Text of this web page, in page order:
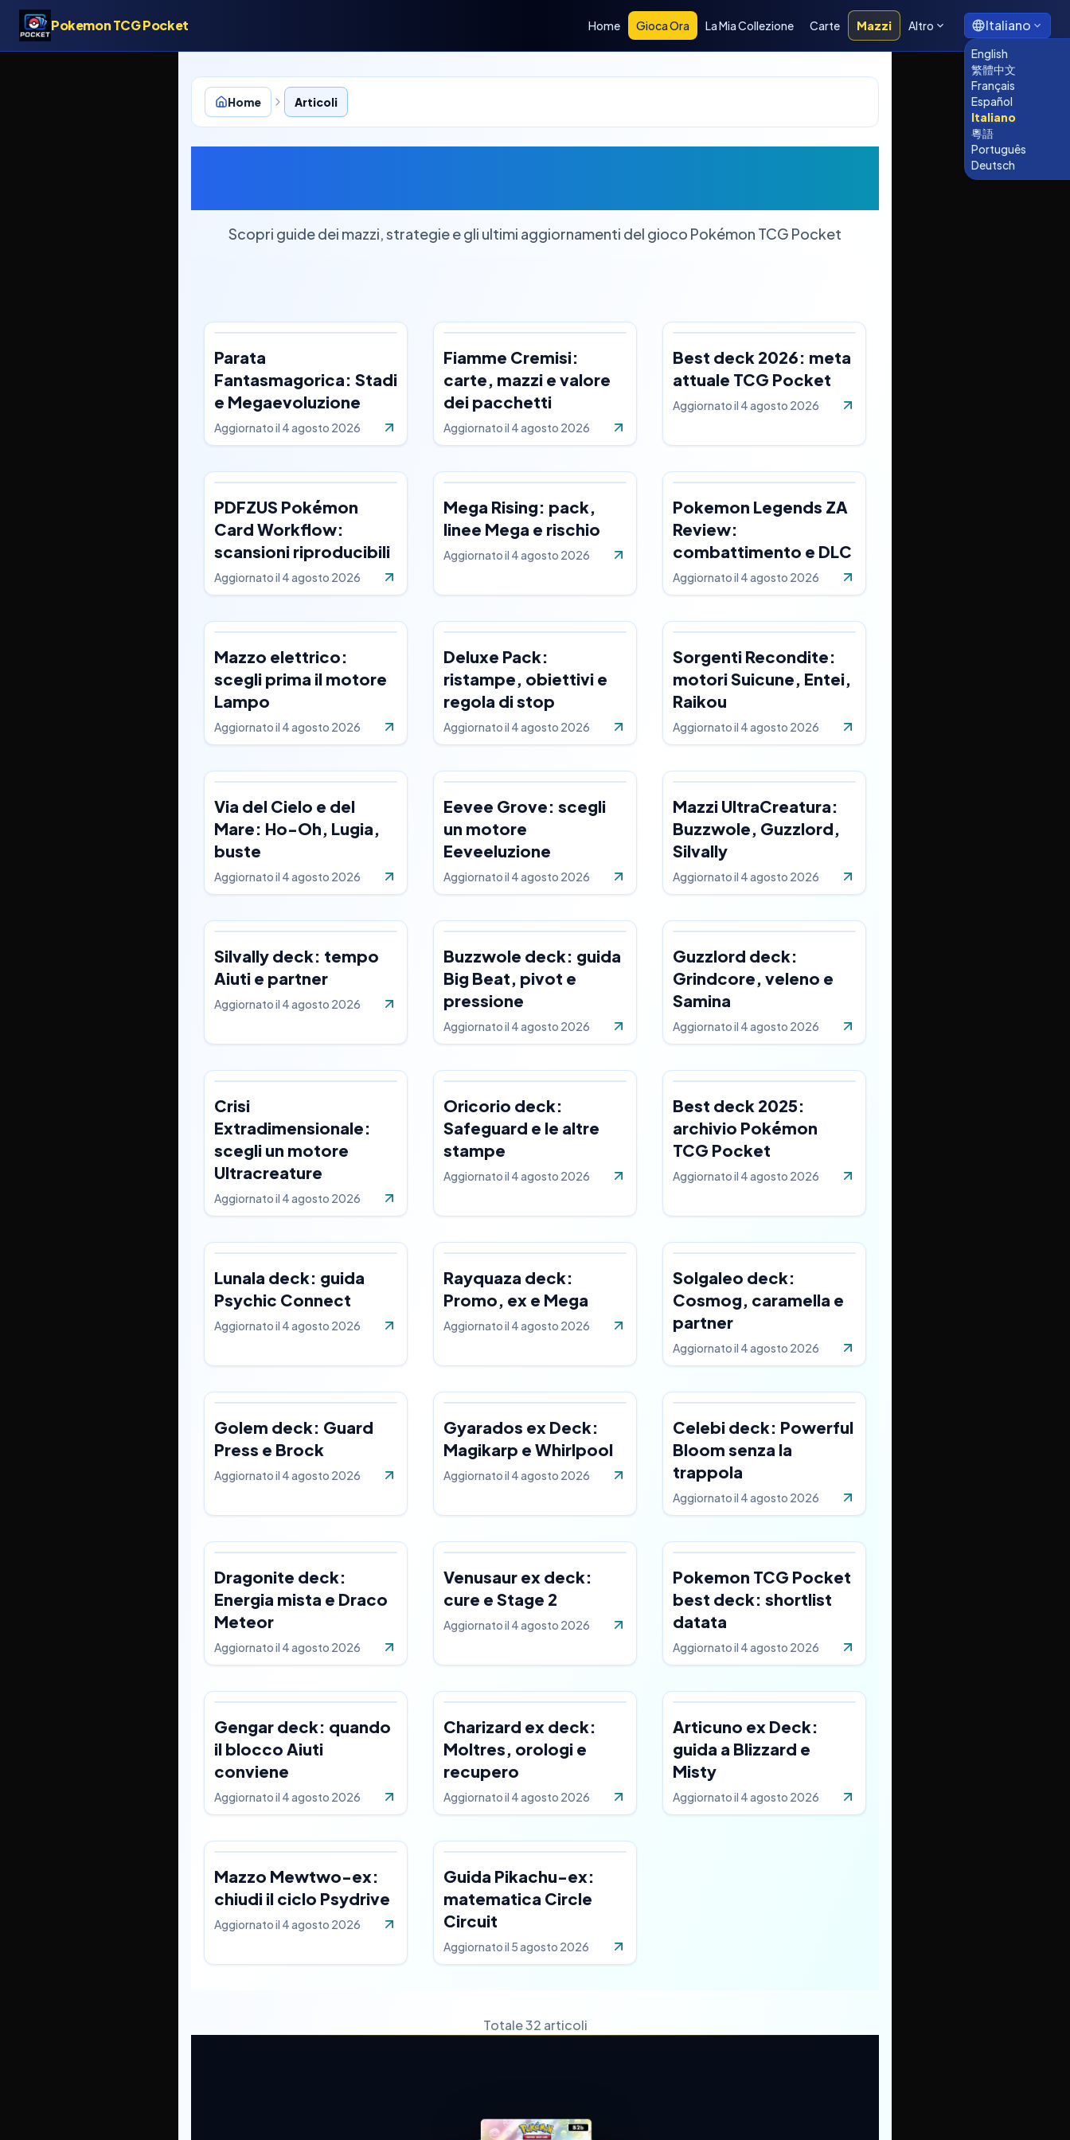
Pokemon TCG Pocket Home Gioca Ora La Mia Collezione Carte Mazzi Altro Italiano
English
繁體中文
Français
Español
Italiano
粵語
Português
Deutsch
Home Articoli
Scopri guide dei mazzi, strategie e gli ultimi aggiornamenti del gioco Pokémon TCG Pocket
Parata
Fantasmagorica: Stadi
e Megaevoluzione
Aggiornato il 4 agosto 2026
Fiamme Cremisi:
carte, mazzi e valore
dei pacchetti
Aggiornato il 4 agosto 2026
Best deck 2026: meta
attuale TCG Pocket
Aggiornato il 4 agosto 2026
PDFZUS Pokémon
Card Workflow:
scansioni riproducibili
Aggiornato il 4 agosto 2026
Mega Rising: pack,
linee Mega e rischio
Aggiornato il 4 agosto 2026
Pokemon Legends ZA
Review:
combattimento e DLC
Aggiornato il 4 agosto 2026
Mazzo elettrico:
scegli prima il motore
Lampo
Aggiornato il 4 agosto 2026
Deluxe Pack:
ristampe, obiettivi e
regola di stop
Aggiornato il 4 agosto 2026
Sorgenti Recondite:
motori Suicune, Entei,
Raikou
Aggiornato il 4 agosto 2026
Via del Cielo e del
Mare: Ho-Oh, Lugia,
buste
Aggiornato il 4 agosto 2026
Eevee Grove: scegli
un motore
Eeveeluzione
Aggiornato il 4 agosto 2026
Mazzi UltraCreatura:
Buzzwole, Guzzlord,
Silvally
Aggiornato il 4 agosto 2026
Silvally deck: tempo
Aiuti e partner
Aggiornato il 4 agosto 2026
Buzzwole deck: guida
Big Beat, pivot e
pressione
Aggiornato il 4 agosto 2026
Guzzlord deck:
Grindcore, veleno e
Samina
Aggiornato il 4 agosto 2026
Crisi
Extradimensionale:
scegli un motore
Ultracreature
Aggiornato il 4 agosto 2026
Oricorio deck:
Safeguard e le altre
stampe
Aggiornato il 4 agosto 2026
Best deck 2025:
archivio Pokémon
TCG Pocket
Aggiornato il 4 agosto 2026
Lunala deck: guida
Psychic Connect
Aggiornato il 4 agosto 2026
Rayquaza deck:
Promo, ex e Mega
Aggiornato il 4 agosto 2026
Solgaleo deck:
Cosmog, caramella e
partner
Aggiornato il 4 agosto 2026
Golem deck: Guard
Press e Brock
Aggiornato il 4 agosto 2026
Gyarados ex Deck:
Magikarp e Whirlpool
Aggiornato il 4 agosto 2026
Celebi deck: Powerful
Bloom senza la
trappola
Aggiornato il 4 agosto 2026
Dragonite deck:
Energia mista e Draco
Meteor
Aggiornato il 4 agosto 2026
Venusaur ex deck:
cure e Stage 2
Aggiornato il 4 agosto 2026
Pokemon TCG Pocket
best deck: shortlist
datata
Aggiornato il 4 agosto 2026
Gengar deck: quando
il blocco Aiuti
conviene
Aggiornato il 4 agosto 2026
Charizard ex deck:
Moltres, orologi e
recupero
Aggiornato il 4 agosto 2026
Articuno ex Deck:
guida a Blizzard e
Misty
Aggiornato il 4 agosto 2026
Mazzo Mewtwo-ex:
chiudi il ciclo Psydrive
Aggiornato il 4 agosto 2026
Guida Pikachu-ex:
matematica Circle
Circuit
Aggiornato il 5 agosto 2026
Totale 32 articoli